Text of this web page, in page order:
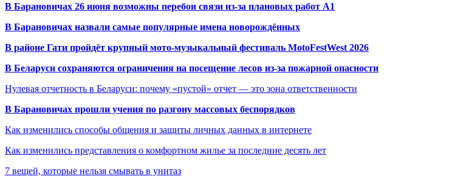
В Барановичах 26 июня возможны перебои связи из-за плановых работ A1
В Барановичах назвали самые популярные имена новорождённых
В районе Гати пройдёт крупный мото-музыкальный фестиваль MotoFestWest 2026
В Беларуси сохраняются ограничения на посещение лесов из-за пожарной опасности
Нулевая отчетность в Беларуси: почему «пустой» отчет — это зона ответственности
В Барановичах прошли учения по разгону массовых беспорядков
Как изменились способы общения и защиты личных данных в интернете
Как изменились представления о комфортном жилье за последние десять лет
7 вещей, которые нельзя смывать в унитаз